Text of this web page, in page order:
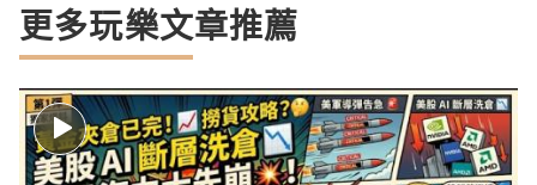
更多玩樂文章推薦